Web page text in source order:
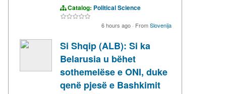
Catalog: Political Science
6 hours ago · FromSlovenija
Si Shqip (ALB): Si ka
Belarusia u bëhet
sothemelëse e ONI, duke
qenë pjesë e Bashkimit